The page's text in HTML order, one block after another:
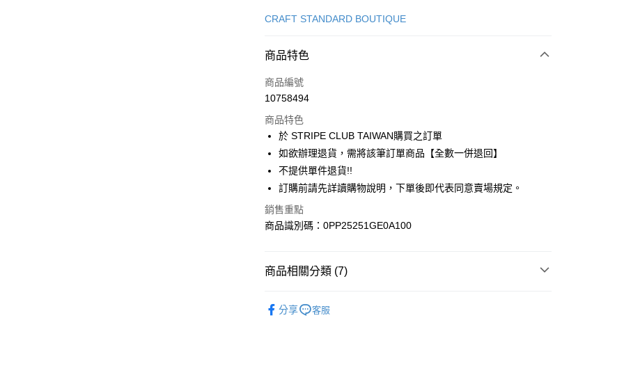
信用卡一次付款
合作金庫商業銀行
華南商業銀行
上海商業儲蓄銀行
國泰世華商業銀行
兆豐國際商業銀行
臺灣中小企業銀行
台中商業銀行
聯邦商業銀行
元大商業銀行
永豐商業銀行
玉山商業銀行
台新國際商業銀行
超商取貨付款
LINE Pay
Apple Pay
街口支付
悠遊付
Google Pay
相關說明
【大哥付你分期使用說明】
2.付款方式選擇「大哥付你分期」，訂單成立後會自動跳轉到大哥付的交易
流程，驗證手機門號後，選擇欲分期的期數、繳款截止日，確認付款後即
相關說明
【關於「AFTEE先享後付」】
CRAFT STANDARD BOUTIQUE
商品特色
商品編號
10758494
商品特色
於 STRIPE CLUB TAIWAN購買之訂單
如欲辦理退貨，需將該筆訂單商品【全數一併退回】
不提供單件退貨!!
訂購前請先詳讀購物說明，下單後即代表同意賣場規定。
銷售重點
商品識別碼：0PP25251GE0A100
商品相關分類 (7)
分享 客服